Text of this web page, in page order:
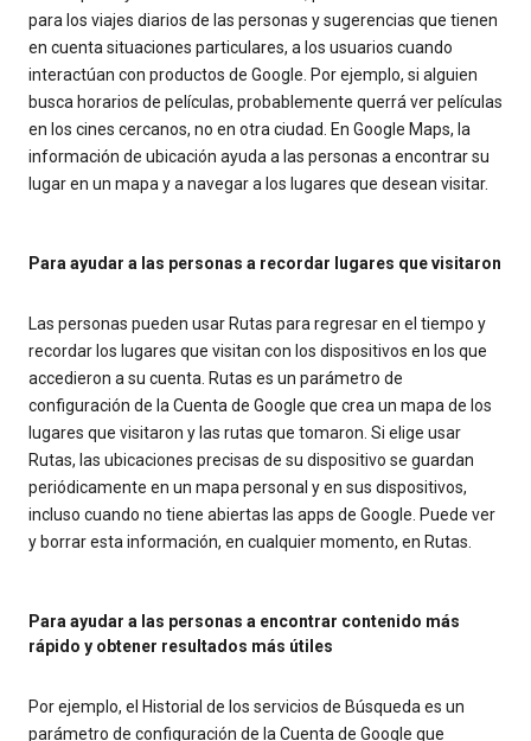
para los viajes diarios de las personas y sugerencias que tienen
en cuenta situaciones particulares, a los usuarios cuando
interactúan con productos de Google. Por ejemplo, si alguien
busca horarios de películas, probablemente querrá ver películas
en los cines cercanos, no en otra ciudad. En Google Maps, la
información de ubicación ayuda a las personas a encontrar su
lugar en un mapa y a navegar a los lugares que desean visitar.
Para ayudar a las personas a recordar lugares que visitaron
Las personas pueden usar Rutas para regresar en el tiempo y
recordar los lugares que visitan con los dispositivos en los que
accedieron a su cuenta. Rutas es un parámetro de
configuración de la Cuenta de Google que crea un mapa de los
lugares que visitaron y las rutas que tomaron. Si elige usar
Rutas, las ubicaciones precisas de su dispositivo se guardan
periódicamente en un mapa personal y en sus dispositivos,
incluso cuando no tiene abiertas las apps de Google. Puede ver
y borrar esta información, en cualquier momento, en Rutas.
Para ayudar a las personas a encontrar contenido más
rápido y obtener resultados más útiles
Por ejemplo, el Historial de los servicios de Búsqueda es un
parámetro de configuración de la Cuenta de Google que